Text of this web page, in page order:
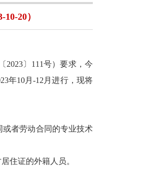
20）
2023〕111号）要求，今
年10月-12月进行，现将
或者劳动合同的专业技术
住证的外籍人员。